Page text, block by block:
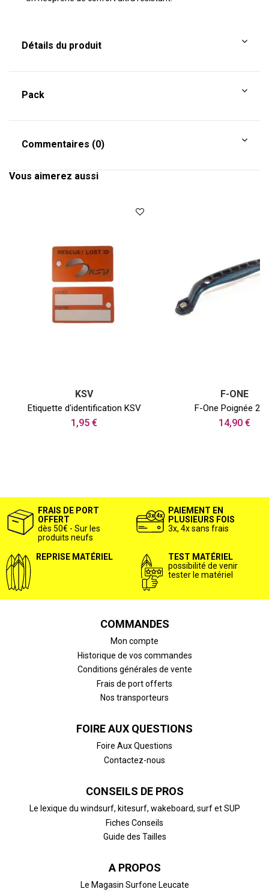
Détails du produit
Pack
Commentaires (0)
Vous aimerez aussi
KSV
Etiquette d'identification KSV
1,95 €
F-ONE
F-One Poignée
14,90 €
FRAIS DE PORT
OFFERT
dès 50€ - Sur les
produits neufs
PAIEMENT EN
PLUSIEURS FOIS
3x, 4x sans frais
REPRISE MATÉRIEL
TEST MATÉRIEL
possibilité de venir
tester le matériel
COMMANDES
Mon compte
Historique de vos commandes
Conditions générales de vente
Frais de port offerts
Nos transporteurs
FOIRE AUX QUESTIONS
Foire Aux Questions
Contactez-nous
CONSEILS DE PROS
Le lexique du windsurf, kitesurf, wakeboard, surf et SUP
Fiches Conseils
Guide des Tailles
A PROPOS
Le Magasin Surfone Leucate